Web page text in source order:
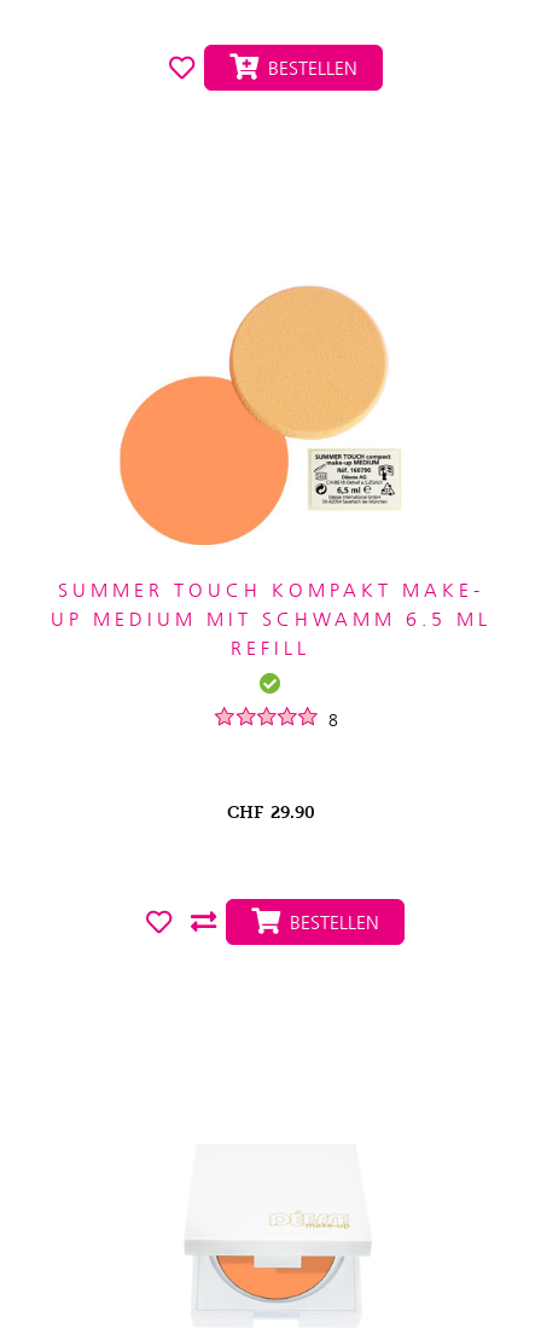
BESTELLEN
SUMMER TOUCH KOMPAKT MAKE-
UP MEDIUM MIT SCHWAMM 6.5 ML
REFILL
8
CHF 29.90
BESTELLEN